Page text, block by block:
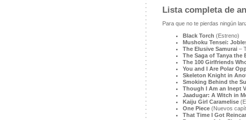
Lista completa de
Para que no te pierdas ningún
Black Torch (Estreno)
Mushoku Tensei:
The Elusive Samurai–
The Saga of Tanya the
The 100 Girlfriends
You and I Are Polar
Skeleton Knight in
Smoking Behind the
Though I Am an Inept
Jaadugar: A Witch in
Kaiju Girl Caramelise
One Piece(Nuevos
That Time I Got